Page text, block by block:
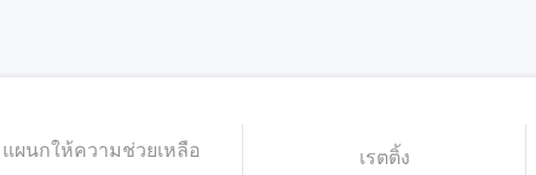
แผนกให้ความช่วยเหลือ
เรตติ้ง